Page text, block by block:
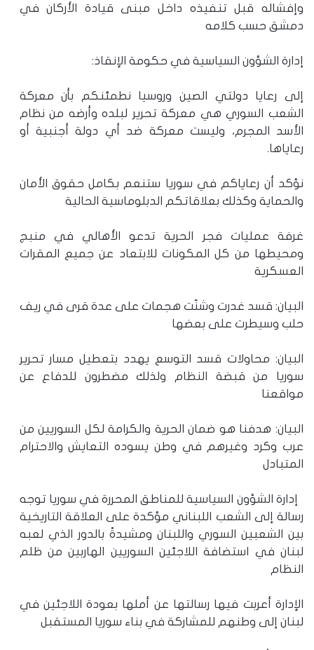
وإفشاله قبل تنفيذه داخل مبنى قيادة الأركان في
دمشق حسب كلامه
إدارة الشؤون السياسية في حكومة الإنقاذ:
إلى رعايا دولتي الصين وروسيا نطمئنكم بأن معركة
الشعب السوري هي معركة تحرير لبلده وأرضه من نظام
الأسد المجرم، وليست معركة ضد أي دولة أجنبية أو
رعاياها.
نؤكد أن رعاياكم في سوريا ستنعم بكامل حقوق الأمان
والحماية وكذلك بعلاقاتكم الدبلوماسية الحالية
غرفة عمليات فجر الحرية تدعو الأهالي في منبج
ومحيطها من كل المكونات للابتعاد عن جميع المقرات
العسكرية
البيان: قسد غدرت وشنّت هجمات على عدة قرى في ريف
حلب وسيطرت على بعضها
البيان: محاولات قسد التوسع يهدد بتعطيل مسار تحرير
سوريا من قبضة النظام ولذلك مضطرون للدفاع عن
مواقعنا
البيان: هدفنا هو ضمان الحرية والكرامة لكل السوريين من
عرب وكرد وغيرهم في وطن يسوده التعايش والاحترام
المتبادل
إدارة الشؤون السياسية للمناطق المحررة في سوريا توجه
رسالة إلى الشعب اللبناني مؤكدة على العلاقة التاريخية
بين الشعبين السوري واللبنان ومشيدةً بالدور الذي لعبه
لبنان في استضافة اللاجئين السوريين الهاربين من ظلم
النظام
الإدارة أعربت فيها رسالتها عن أملها بعودة اللاجئين في
لبنان إلى وطنهم للمشاركة في بناء سوريا المستقبل